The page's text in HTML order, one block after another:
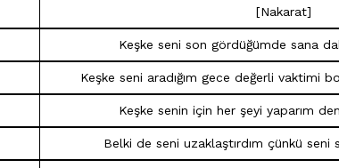
[Nakarat]
Keşke seni son gördüğümde sana
Keşke seni aradığım gece değerli vaktimi
Keşke senin için her şeyi yaparım
Belki de seni uzaklaştırdım çünkü seni